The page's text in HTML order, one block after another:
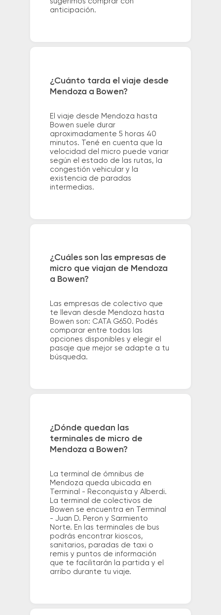
anticipación.
¿Cuánto tarda el viaje desde
Mendoza a Bowen?
El viaje desde Mendoza hasta
Bowen suele durar
aproximadamente 5 horas 40
minutos. Tené en cuenta que la
velocidad del micro puede variar
según el estado de las rutas, la
congestión vehicular y la
existencia de paradas
intermedias.
¿Cuáles son las empresas de
micro que viajan de Mendoza
a Bowen?
Las empresas de colectivo que
te llevan desde Mendoza hasta
Bowen son: CATA G650. Podés
comparar entre todas las
opciones disponibles y elegir el
pasaje que mejor se adapte a tu
búsqueda.
¿Dónde quedan las
terminales de micro de
Mendoza a Bowen?
La terminal de ómnibus de
Mendoza queda ubicada en
Terminal - Reconquista y Alberdi.
La terminal de colectivos de
Bowen se encuentra en Terminal
- Juan D. Peron y Sarmiento
Norte. En las terminales de bus
podrás encontrar kioscos,
sanitarios, paradas de taxi o
remis y puntos de información
que te facilitarán la partida y el
arribo durante tu viaje.